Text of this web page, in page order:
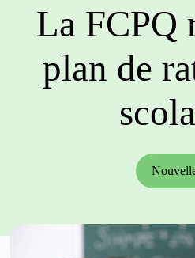
La FCPQ
plan de